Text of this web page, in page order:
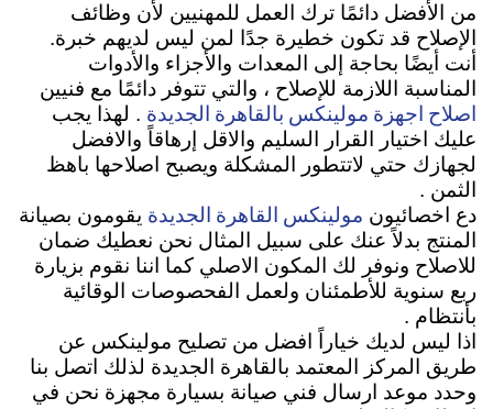
من الأفضل دائمًا ترك العمل للمهنيين لأن وظائف
الإصلاح قد تكون خطيرة جدًا لمن ليس لديهم خبرة.
أنت أيضًا بحاجة إلى المعدات والأجزاء والأدوات
المناسبة اللازمة للإصلاح ، والتي تتوفر دائمًا مع فنيين
اصلاح اجهزة مولينكس بالقاهرة الجديدة . لهذا يجب
عليك اختيار القرار السليم والاقل إرهاقاً والافضل
لجهازك حتي لاتتطور المشكلة ويصبح اصلاحها باهظ
الثمن .
دع اخصائيون مولينكس القاهرة الجديدة يقومون بصيانة
المنتج بدلاً عنك على سبيل المثال نحن نعطيك ضمان
للاصلاح ونوفر لك المكون الاصلي كما اننا نقوم بزيارة
ربع سنوية للأطمئنان ولعمل الفحصوصات الوقائية
بأنتظام .
اذا ليس لديك خياراً افضل من تصليح مولينكس عن
طريق المركز المعتمد بالقاهرة الجديدة لذلك اتصل بنا
وحدد موعد ارسال فني صيانة بسيارة مجهزة نحن في